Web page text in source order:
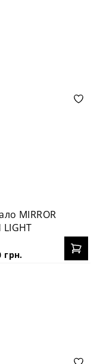
MIRROR
LIGHT
грн.